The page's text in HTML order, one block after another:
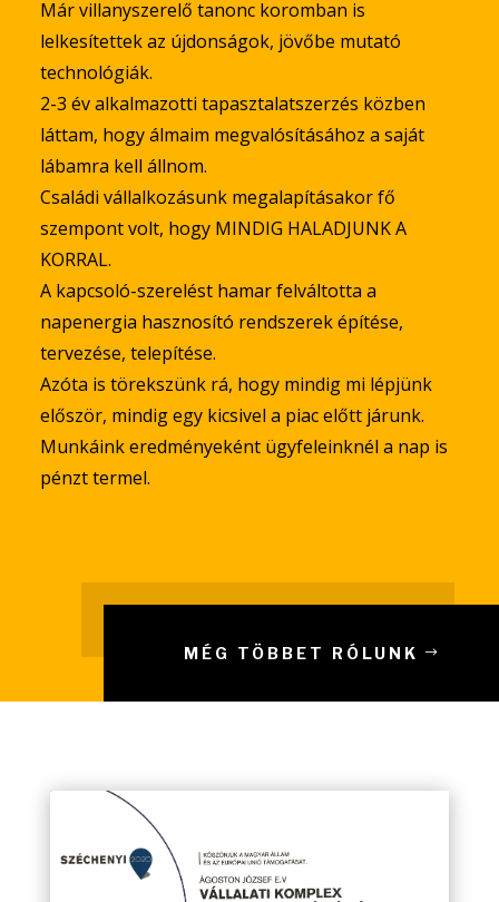
Már villanyszerelő tanonc koromban is
lelkesítettek az újdonságok, jövőbe mutató
technológiák.
2-3 év alkalmazotti tapasztalatszerzés közben
láttam, hogy álmaim megvalósításához a saját
lábamra kell állnom.
Családi vállalkozásunk megalapításakor fő
szempont volt, hogy MINDIG HALADJUNK A
KORRAL.
A kapcsoló-szerelést hamar felváltotta a
napenergia hasznosító rendszerek építése,
tervezése, telepítése.
Azóta is törekszünk rá, hogy mindig mi lépjünk
először, mindig egy kicsivel a piac előtt járunk.
Munkáink eredményeként ügyfeleinknél a nap is
pénzt termel.
MÉG TÖBBET RÓLUNK